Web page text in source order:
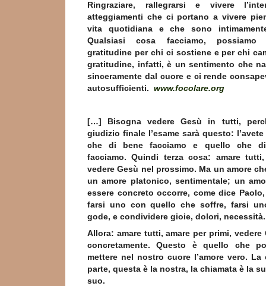
Ringraziare, rallegrarsi e vivere
atteggiamenti che ci portano a vivere
vita quotidiana e che sono
Qualsiasi cosa facciamo, possiamo
gratitudine per chi ci sostiene e per chi
gratitudine, infatti, è un sentimento che
sinceramente dal cuore e ci rende
autosufficienti. www.focolare.org
[…] Bisogna vedere Gesù in tutti,
giudizio finale l’esame sarà questo:
che di bene facciamo e quello che
facciamo. Quindi terza cosa: amare
vedere Gesù nel prossimo. Ma un amore
un amore platonico, sentimentale; un
essere concreto occorre, come dice
farsi uno con quello che soffre, farsi
gode, e condividere gioie, dolori,
Allora: amare tutti, amare per primi, vedere
concretamente. Questo è quello che
mettere nel nostro cuore l’amore vero. La
parte, questa è la nostra, la chiamata è la
suo.